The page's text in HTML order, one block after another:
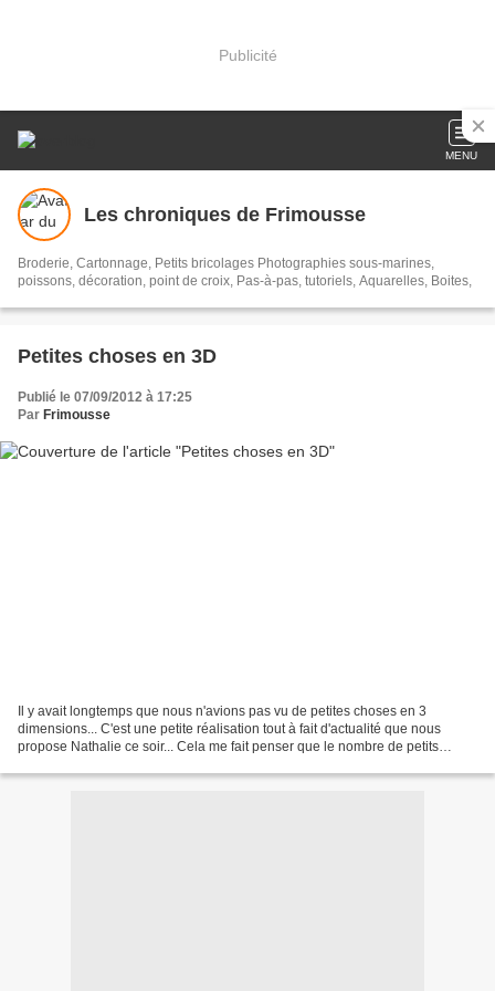
Publicité
MENU
Les chroniques de Frimousse
Broderie, Cartonnage, Petits bricolages Photographies sous-marines,
poissons, décoration, point de croix, Pas-à-pas, tutoriels, Aquarelles, Boites,
Petites choses en 3D
Publié le 07/09/2012 à 17:25
Par Frimousse
Il y avait longtemps que nous n'avions pas vu de petites choses en 3
dimensions... C'est une petite réalisation tout à fait d'actualité que nous
propose Nathalie ce soir... Cela me fait penser que le nombre de petits